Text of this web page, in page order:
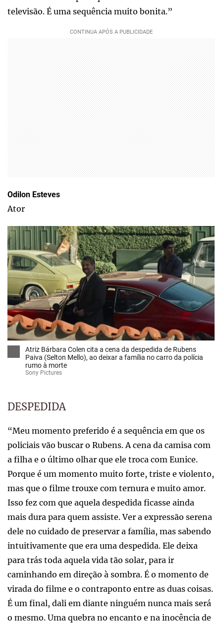
televisão. É uma sequência muito bonita.”
Odilon Esteves
Ator
Atriz Bárbara Colen cita a cena da despedida de Rubens
Paiva (Selton Mello), ao deixar a família no carro da polícia
rumo à morte
Sony Pictures
DESPEDIDA
“Meu momento preferido é a sequência em que os
policiais vão buscar o Rubens. A cena da camisa com
a filha e o último olhar que ele troca com Eunice.
Porque é um momento muito forte, triste e violento,
mas que o filme trouxe com ternura e muito amor.
Isso fez com que aquela despedida ficasse ainda
mais dura para quem assiste. Ver a expressão serena
dele no cuidado de preservar a família, mas sabendo
intuitivamente que era uma despedida. Ele deixa
para trás toda aquela vida tão solar, para ir
caminhando em direção à sombra. É o momento de
virada do filme e o contraponto entre as duas coisas.
É um final, dali em diante ninguém nunca mais será
o mesmo. Uma quebra no encanto e na inocência de